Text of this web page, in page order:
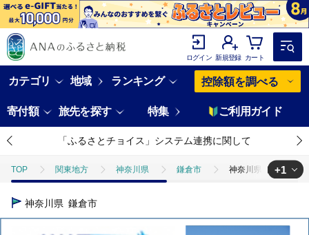
ログイン 新規登録 カート
カテゴリ 地域 ランキング 控除額を調べる
寄付額 旅先を探す 特集 ご利用ガイド
「ふるさとチョイス」システム連携に関して
TOP 関東地方 神奈川県 鎌倉市 神奈川県鎌倉市ANA
TOP
+1
神奈川県 鎌倉市